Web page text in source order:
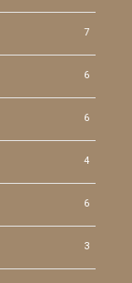
7
6
6
4
6
3